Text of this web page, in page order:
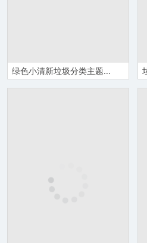
绿色小清新垃圾分类主题班会PPT模板